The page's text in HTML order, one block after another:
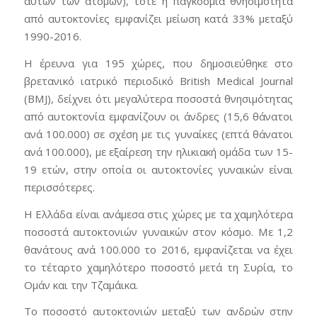
από αυτοκτονίες εμφανίζει μείωση κατά 33% μεταξύ
1990-2016.
Η έρευνα για 195 χώρες, που δημοσιεύθηκε στο
βρετανικό ιατρικό περιοδικό British Medical Journal
(BMJ), δείχνει ότι μεγαλύτερα ποσοστά θνησιμότητας
από αυτοκτονία εμφανίζουν οι άνδρες (15,6 θάνατοι
ανά 100.000) σε σχέση με τις γυναίκες (επτά θάνατοι
ανά 100.000), με εξαίρεση την ηλικιακή ομάδα των 15-
19 ετών, στην οποία οι αυτοκτονίες γυναικών είναι
περισσότερες.
Η Ελλάδα είναι ανάμεσα στις χώρες με τα χαμηλότερα
ποσοστά αυτοκτονιών γυναικών στον κόσμο. Με 1,2
θανάτους ανά 100.000 το 2016, εμφανίζεται να έχει
το τέταρτο χαμηλότερο ποσοστό μετά τη Συρία, το
Ομάν και την Τζαμάικα.
Το ποσοστό αυτοκτονιών μεταξύ των ανδρών στην